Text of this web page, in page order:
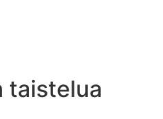
taistelua